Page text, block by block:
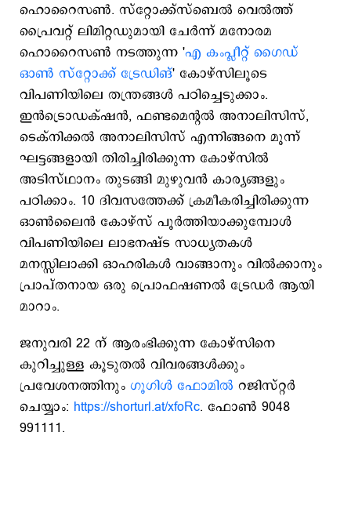
ഹൊറൈസൺ. സ്റ്റോക്ക്സ്ബെൽ വെൽത്ത്
പ്രൈവറ്റ് ലിമിറ്റഡുമായി ചേർന്ന് മനോരമ
ഹൊറൈസൺ നടത്തുന്ന 'എ കംപ്ലീറ്റ് ഗൈഡ്
ഓൺ സ്റ്റോക്ക് ട്രേഡിങ്' കോഴ്സിലൂടെ
വിപണിയിലെ തന്ത്രങ്ങൾ പഠിച്ചെടുക്കാം.
ഇൻട്രൊഡക്‌ഷൻ, ഫണ്ടമെന്റൽ അനാലിസിസ്,
ടെക്നിക്കൽ അനാലിസിസ് എന്നിങ്ങനെ മൂന്ന്
ഘട്ടങ്ങളായി തിരിച്ചിരിക്കുന്ന കോഴ്സിൽ
അടിസ്ഥാനം തുടങ്ങി മുഴുവൻ കാര്യങ്ങളും
പഠിക്കാം. 10 ദിവസത്തേക്ക് ക്രമീകരിച്ചിരിക്കുന്ന
ഓൺലൈൻ കോഴ്സ് പൂർത്തിയാക്കുമ്പോൾ
വിപണിയിലെ ലാഭനഷ്ട സാധ്യതകൾ
മനസ്സിലാക്കി ഓഹരികൾ വാങ്ങാനും വിൽക്കാനും
പ്രാപ്തനായ ഒരു പ്രൊഫഷണൽ ട്രേഡർ ആയി
മാറാം.
ജനുവരി 22 ന് ആരംഭിക്കുന്ന കോഴ്സിനെ
കുറിച്ചുള്ള കൂടുതൽ വിവരങ്ങൾക്കും
പ്രവേശനത്തിനും ഗൂഗിൾ ഫോമിൽ റജിസ്റ്റർ
ചെയ്യാം: https://shorturl.at/xfoRc. ഫോൺ 9048
991111.